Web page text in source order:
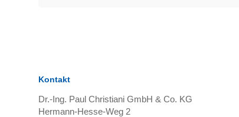
Kontakt
Dr.-Ing. Paul Christiani GmbH & Co. KG
Hermann-Hesse-Weg 2